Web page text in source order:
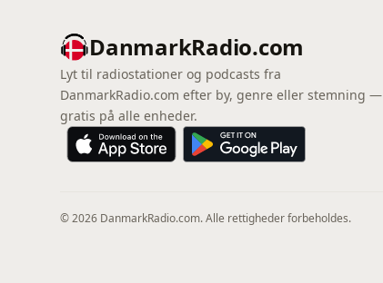
DanmarkRadio.com
Lyt til radiostationer og podcasts fra
DanmarkRadio.com efter by, genre eller stemning —
gratis på alle enheder.
© 2026 DanmarkRadio.com. Alle rettigheder forbeholdes.